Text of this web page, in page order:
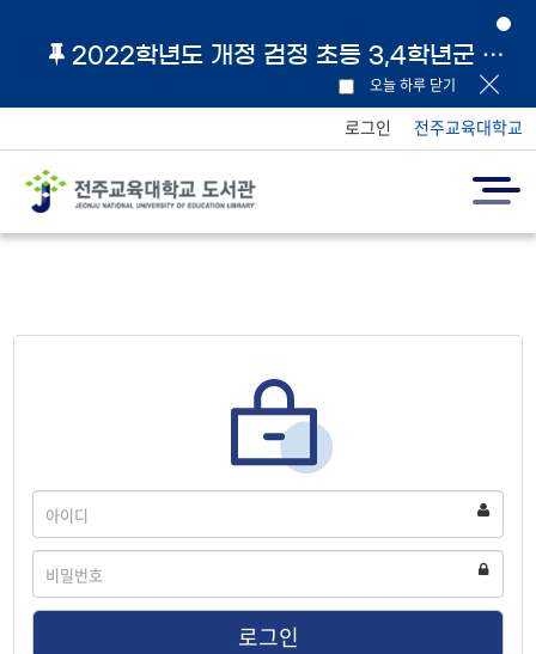
2022학년도 개정 검정 초등 3,4학년군 교과서 및 지도서 원문 링크 안내
오늘 하루 닫기
로그인 전주교육대학교
아
이
디
비
밀
번
로그인